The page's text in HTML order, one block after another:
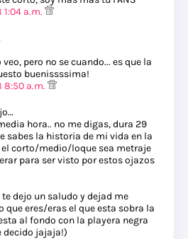
a.m.
pero no se cuando... es que la
buenissssima!
8:50 a.m.
hora.. no me digas, dura 29
sabes la historia de mi vida en la
corto/medio/loque sea metraje
para ser visto por estos ojazos
dejo un saludo y dejad me
que eres/eras el que esta sobra la
al fondo con la playera negra
decido jajaja!)